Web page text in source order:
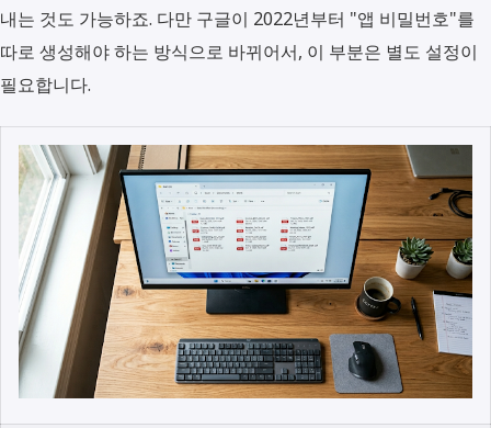
내는 것도 가능하죠. 다만 구글이 2022년부터 "앱 비밀번호"를
따로 생성해야 하는 방식으로 바뀌어서, 이 부분은 별도 설정이
필요합니다.